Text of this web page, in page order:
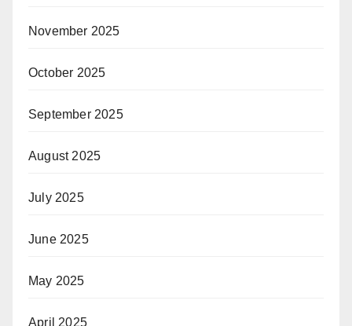
November 2025
October 2025
September 2025
August 2025
July 2025
June 2025
May 2025
April 2025